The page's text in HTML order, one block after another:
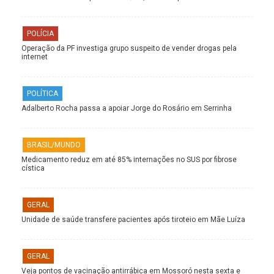
POLÍCIA
Operação da PF investiga grupo suspeito de vender drogas pela
internet
POLÍTICA
Adalberto Rocha passa a apoiar Jorge do Rosário em Serrinha
BRASIL/MUNDO
Medicamento reduz em até 85% internações no SUS por fibrose
cística
GERAL
Unidade de saúde transfere pacientes após tiroteio em Mãe Luíza
GERAL
Veja pontos de vacinação antirrábica em Mossoró nesta sexta e